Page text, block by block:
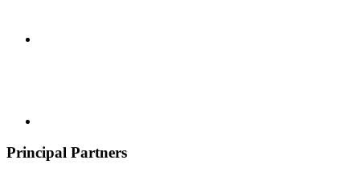
Principal Partners